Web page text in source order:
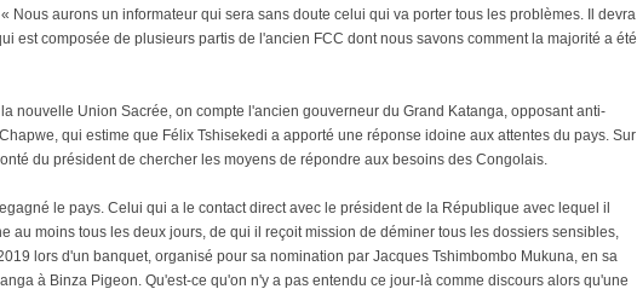
Nous aurons un informateur qui sera sans doute celui qui va porter tous les problèmes. Il devra
est composée de plusieurs partis de l'ancien FCC dont nous savons comment la majorité a été
nouvelle Union Sacrée, on compte l'ancien gouverneur du Grand Katanga, opposant anti-
qui estime que Félix Tshisekedi a apporté une réponse idoine aux attentes du pays. Sur
du président de chercher les moyens de répondre aux besoins des Congolais.
le pays. Celui qui a le contact direct avec le président de la République avec lequel il
au moins tous les deux jours, de qui il reçoit mission de déminer tous les dossiers sensibles,
lors d'un banquet, organisé pour sa nomination par Jacques Tshimbombo Mukuna, en sa
à Binza Pigeon. Qu'est-ce qu'on n'y a pas entendu ce jour-là comme discours alors qu'une